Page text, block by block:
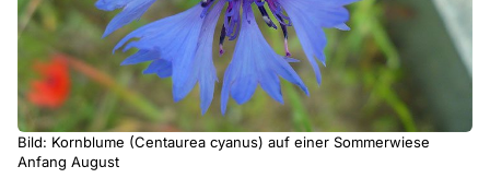
Bild: Kornblume (Centaurea cyanus) auf einer Sommerwiese
Anfang August